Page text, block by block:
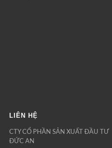
LIÊN HỆ
CTY CỔ PHẦN SẢN XUẤT ĐẦU TƯ
ĐỨC AN